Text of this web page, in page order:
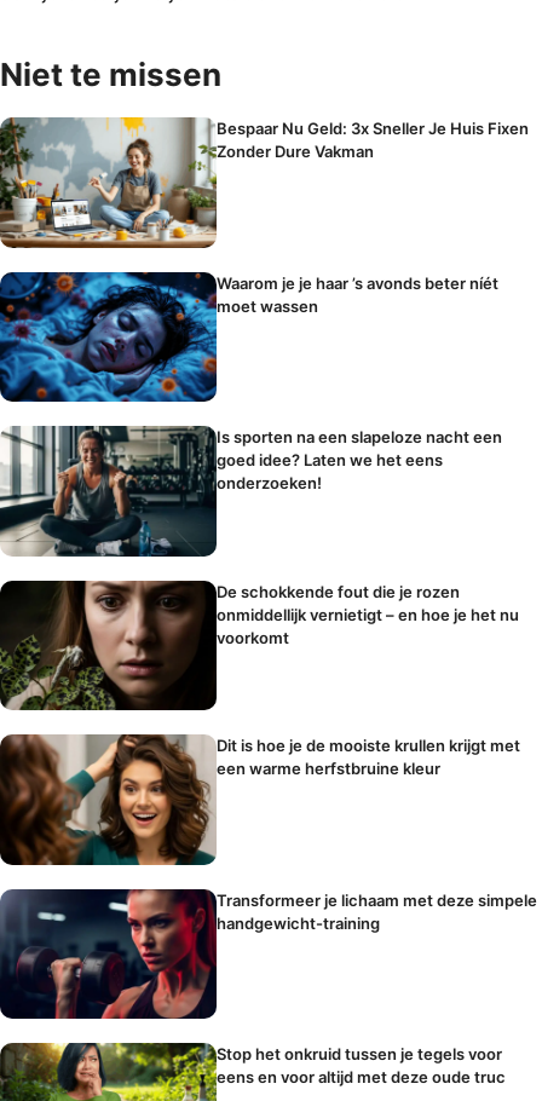
Niet te missen
Bespaar Nu Geld: 3x Sneller Je Huis Fixen
Zonder Dure Vakman
Waarom je je haar ’s avonds beter níét
moet wassen
Is sporten na een slapeloze nacht een
goed idee? Laten we het eens
onderzoeken!
De schokkende fout die je rozen
onmiddellijk vernietigt – en hoe je het nu
voorkomt
Dit is hoe je de mooiste krullen krijgt met
een warme herfstbruine kleur
Transformeer je lichaam met deze simpele
handgewicht-training
Stop het onkruid tussen je tegels voor
eens en voor altijd met deze oude truc